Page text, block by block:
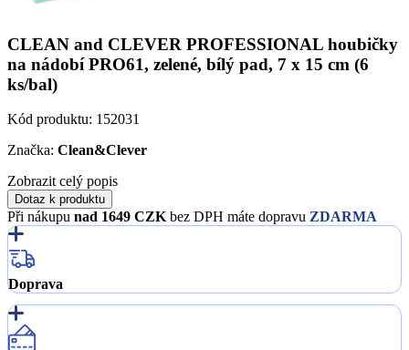
CLEAN and CLEVER PROFESSIONAL houbičky
na nádobí PRO61, zelené, bílý pad, 7 x 15 cm (6
ks/bal)
Kód produktu: 152031
Značka: Clean&Clever
Zobrazit celý popis
Dotaz k produktu
Při nákupu nad 1649 CZK bez DPH máte dopravu ZDARMA
Doprava